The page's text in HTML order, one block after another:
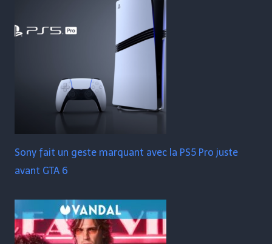
Sony fait un geste marquant avec la PS5 Pro juste
avant GTA 6